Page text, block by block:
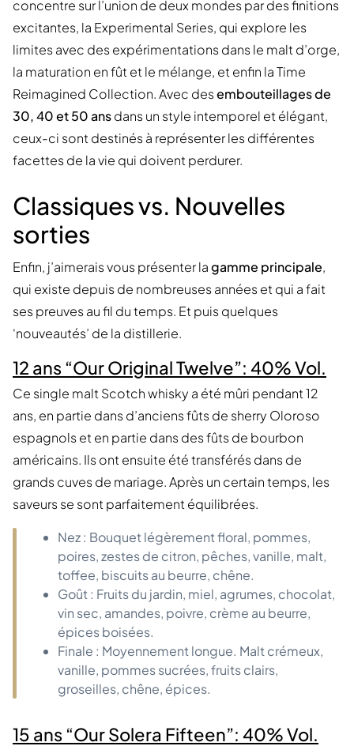
concentre sur l’union de deux mondes par des finitions
excitantes, la Experimental Series, qui explore les
limites avec des expérimentations dans le malt d’orge,
la maturation en fût et le mélange, et enfin la Time
Reimagined Collection. Avec desembouteillages de
30, 40 et 50 ansdans un style intemporel et élégant,
ceux-ci sont destinés à représenter les différentes
facettes de la vie qui doivent perdurer.
Classiques vs. Nouvelles
sorties
Enfin, j’aimerais vous présenter lagamme principale,
qui existe depuis de nombreuses années et qui a fait
ses preuves au fil du temps. Et puis quelques
‘nouveautés’ de la distillerie.
12 ans “Our Original Twelve”: 40% Vol.
Ce single malt Scotch whisky a été mûri pendant 12
ans, en partie dans d’anciens fûts de sherry Oloroso
espagnols et en partie dans des fûts de bourbon
américains. Ils ont ensuite été transférés dans de
grands cuves de mariage. Après un certain temps, les
saveurs se sont parfaitement équilibrées.
Nez : Bouquet légèrement floral, pommes,
poires, zestes de citron, pêches, vanille, malt,
toffee, biscuits au beurre, chêne.
Goût : Fruits du jardin, miel, agrumes, chocolat,
vin sec, amandes, poivre, crème au beurre,
épices boisées.
Finale : Moyennement longue. Malt crémeux,
vanille, pommes sucrées, fruits clairs,
groseilles, chêne, épices.
15 ans “Our Solera Fifteen”: 40% Vol.